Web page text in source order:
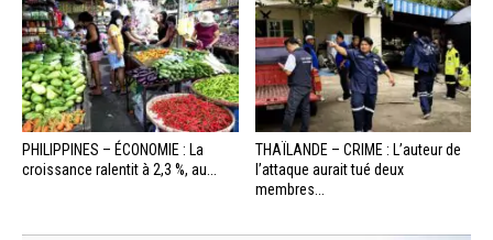
PHILIPPINES – ÉCONOMIE : La
croissance ralentit à 2,3 %, au...
THAÏLANDE – CRIME : L’auteur de
l’attaque aurait tué deux
membres...